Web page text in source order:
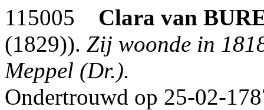
115005 Clara van
(1829)). Zij woonde in
Meppel (Dr.).
Ondertrouwd op 25-02-